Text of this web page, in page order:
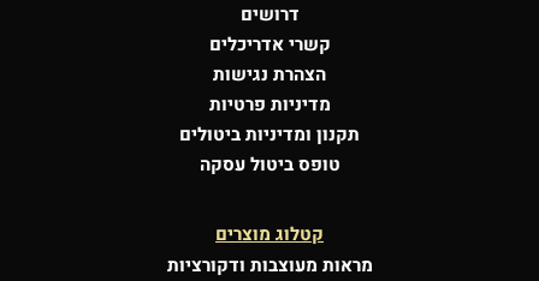
דרושים
קשרי אדריכלים
הצהרת נגישות
מדיניות פרטיות
תקנון ומדיניות ביטולים
טופס ביטול עסקה
קטלוג מוצרים
מראות מעוצבות ודקורציות